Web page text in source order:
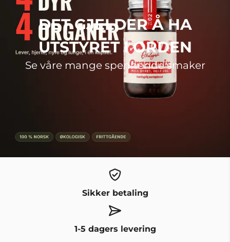
DET GJELDER Å HA
UTSTYRET I ORDEN
Se våre mange spennende smaker
Sikker betaling
1-5 dagers levering